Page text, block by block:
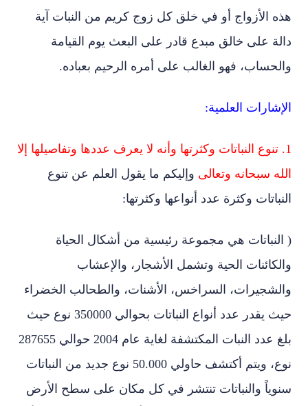
هذه الأزواج أو في خلق كل زوج كريم من النبات آية
دالة على خالق مبدع قادر على البعث يوم القيامة
والحساب، فهو الغالب على أمره الرحيم بعباده.
الإشارات العلمية:
1. تنوع النباتات وكثرتها وأنه لا يعرف عددها وتفاصيلها إلا
الله سبحانه وتعالى وإليكم ما يقول العلم عن تنوع
النباتات وكثرة عدد أنواعها وكثرتها:
( النباتات هي مجموعة رئيسية من أشكال الحياة
والكائنات الحية وتشمل الأشجار، والإعشاب
والشجيرات، السراخس، الأشنات، والطحالب الخضراء
حيث يقدر عدد أنواع النباتات بحوالي 350000 نوع حيث
بلغ عدد النبات المكتشفة لغاية عام 2004 حوالي 287655
نوع، ويتم أكتشف حاولي 50.000 نوع جديد من النباتات
سنوياً والنباتات تنتشر في كل مكان على سطح الأرض